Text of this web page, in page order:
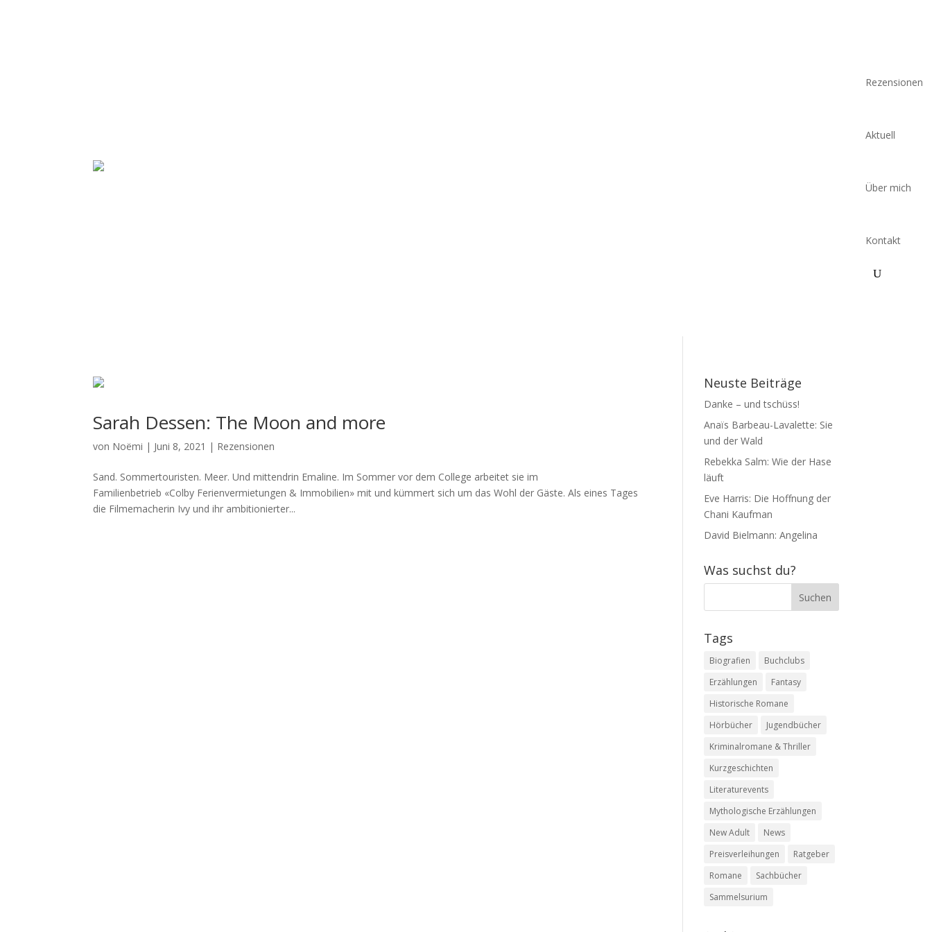
Rezensionen
Aktuell
Über mich
Kontakt
Sarah Dessen: The Moon and more
von Noëmi | Juni 8, 2021 | Rezensionen
Sand. Sommertouristen. Meer. Und mittendrin Emaline. Im Sommer vor dem College arbeitet sie im
Familienbetrieb «Colby Ferienvermietungen & Immobilien» mit und kümmert sich um das Wohl der Gäste. Als eines Tages
die Filmemacherin Ivy und ihr ambitionierter...
Neuste Beiträge
Danke – und tschüss!
Anaïs Barbeau-Lavalette: Sie
und der Wald
Rebekka Salm: Wie der Hase
läuft
Eve Harris: Die Hoffnung der
Chani Kaufman
David Bielmann: Angelina
Was suchst du?
Tags
Biografien
Buchclubs
Erzählungen
Fantasy
Historische Romane
Hörbücher
Jugendbücher
Kriminalromane & Thriller
Kurzgeschichten
Literaturevents
Mythologische Erzählungen
New Adult
News
Preisverleihungen
Ratgeber
Romane
Sachbücher
Sammelsurium